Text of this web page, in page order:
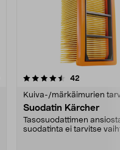
42
Kuiva-/märkäimurien
Suodatin Kärcher
Tasosuodattimen
suodatinta ei tarvitse
4.5 viidestä